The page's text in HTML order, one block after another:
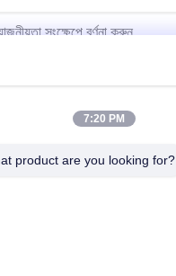
7:20 PM
product are you looking for?